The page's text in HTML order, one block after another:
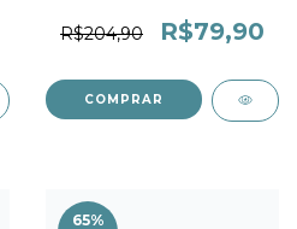
R$204,90 R$79,90
COMPRAR
65%